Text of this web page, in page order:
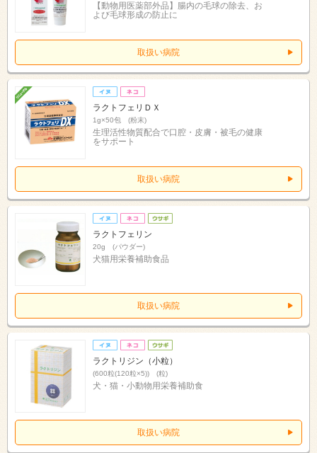
【動物用医薬部外品】腸内の毛球の除去、お
よび毛球形成の防止に
取扱い病院
ラクトフェリＤＸ
1g×50包 (粉末)
生理活性物質配合で口腔・皮膚・被毛の健康
をサポート
取扱い病院
ラクトフェリン
20g (パウダー)
犬猫用栄養補助食品
取扱い病院
ラクトリジン（小粒）
(600粒(120粒×5)) (粒)
犬・猫・小動物用栄養補助食
取扱い病院